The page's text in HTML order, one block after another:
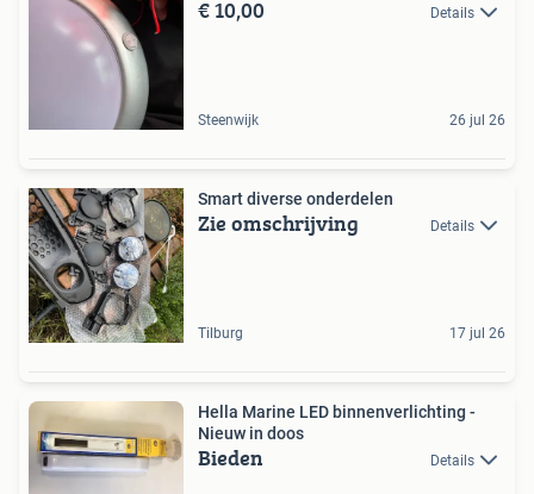
€ 10,00 Details
Steenwijk 26 jul 26
Smart diverse onderdelen
Zie omschrijving Details
Tilburg 17 jul 26
Hella Marine LED binnenverlichting -
Nieuw in doos
Bieden Details